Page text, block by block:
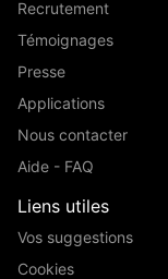
Recrutement
Témoignages
Presse
Applications
Nous contacter
Aide - FAQ
Liens utiles
Vos suggestions
Cookies